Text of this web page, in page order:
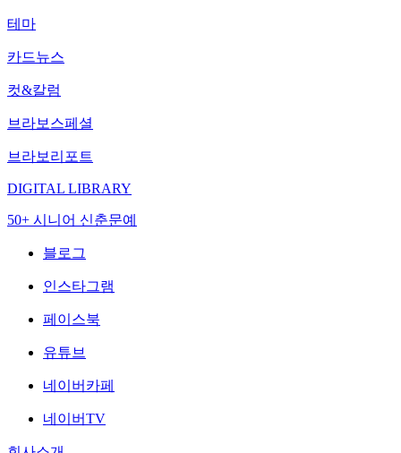
테마
카드뉴스
컷&칼럼
브라보스페셜
브라보리포트
DIGITAL LIBRARY
50+ 시니어 신춘문예
블로그
인스타그램
페이스북
유튜브
네이버카페
네이버TV